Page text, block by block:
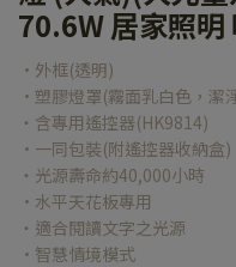
70.6W 居家照明
·外框(透明)
·塑膠燈罩(霧面乳白色，潔
‧含專用遙控器(HK9814)
·一同包裝(附遙控器收納盒)
‧光源壽命約40,000小時
·水平天花板專用
‧適合閱讀文字之光源
·智慧情境模式